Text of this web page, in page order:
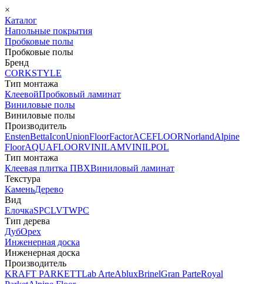
×
Каталог
Напольные покрытия
Пробковые полы
Пробковые полы
Бренд
CORKSTYLE
Тип монтажа
КлеевойПробковый ламинат
Виниловые полы
Виниловые полы
Производитель
EnstenBettaIconUnionFloorFactorACEFLOORNorlandAlpine
FloorAQUAFLOORVINILAMVINILPOL
Тип монтажа
Клеевая плитка ПВХВиниловый ламинат
Текстура
КаменьДерево
Вид
ЕлочкаSPCLVTWPC
Тип дерева
ДубОрех
Инженерная доска
Инженерная доска
Производитель
KRAFT PARKETTLab ArteAbluxBrinelGran ParteRoyal